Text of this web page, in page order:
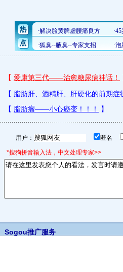
用户： 匿名
*搜狗拼音输入法，中文处理专家>>
Sogou推广服务